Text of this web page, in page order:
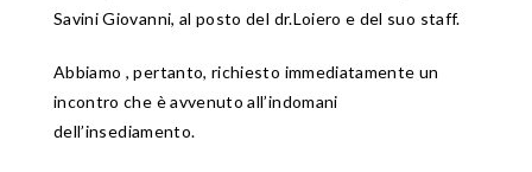
Savini Giovanni, al posto del dr.Loiero e del suo staff.
Abbiamo , pertanto, richiesto immediatamente un
incontro che è avvenuto all’indomani
dell’insediamento.